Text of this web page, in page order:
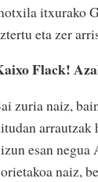
itxurako
eta zer
Flack!
zuria naiz,
arrautzak
esan negua
naiz,